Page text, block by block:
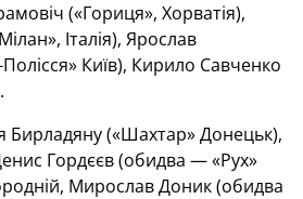
(«Гориця», Хорватія),
Італія), Ярослав
Київ), Кирило Савченко
Бирладяну («Шахтар» Донецьк),
Гордєєв (обидва — «Рух»
Мирослав Доник (обидва